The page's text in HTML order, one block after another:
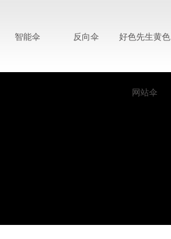
智能伞 反向伞 好色先生黄色
网站伞